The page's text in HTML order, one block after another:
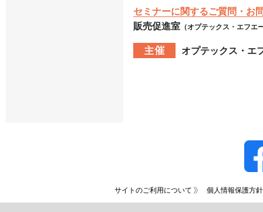
セミナーに関するご質問・お
販売促進室 （オプテックス・エフエ
オプテックス・エ
サイトのご利用について 個人情報保護方針